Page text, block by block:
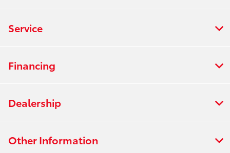
Service
Financing
Dealership
Other Information